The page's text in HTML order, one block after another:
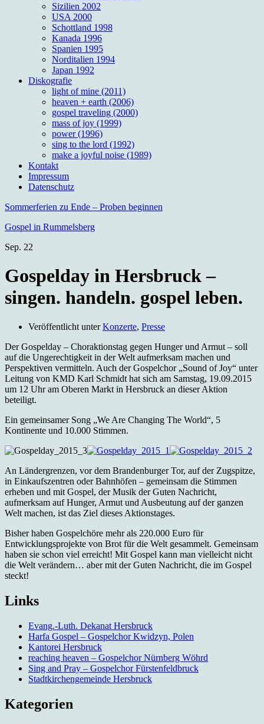
Sizilien 2002
USA 2000
Schottland 1998
Kanada 1996
Spanien 1995
Norditalien 1994
Japan 1992
Diskografie
light of mine (2011)
heaven + earth (2006)
gospel traveling (2000)
mass of joy (1999)
power (1996)
sing to the lord (1992)
make a joyful noise (1989)
Kontakt
Impressum
Datenschutz
Sommerferien zu Ende – Proben beginnen
Gospel in Rummelsberg
Sep. 22
Gospelday in Hersbruck –
singen. handeln. gospel leben.
Veröffentlicht unterKonzerte, Presse
Der Gospelday – Choraktionstag gegen Hunger und Armut – soll
auf die Ungerechtigkeit in der Welt aufmerksam machen und
Perspektiven vermitteln. Auch der Gospelchor „Sound of Joy“ unter
Leitung von KMD Karl Schmidt hat sich am Samstag, 19.09.2015
um 12 Uhr am Oberen Markt in Hersbruck an dieser Aktion
beteiligt.
Ein gemeinsamer Song „We Are Changing The World“, 5
Kontinente und 10.000 Stimmen.
An Ländergrenzen, vor dem Brandenburger Tor, auf der Zugspitze,
in Einkaufszentren oder Bahnhöfen – gemeinsam die Stimmen
erheben und mit Gospel, der Musik der Guten Nachricht,
aufmerksam auf Hunger, Armut und Ausbeutung auf der ganzen
Welt machen, ist das Ziel dieses Aktionstages.
Bisher haben Gospelchöre mehr als 220.000 Euro für
Entwicklungsprojekte von Brot für die Welt gesammelt. Gemeinsam
haben sie schon viel erreicht! Mit Gospel kann man vielleicht nicht
die Welt verändern… aber mit der Guten Nachricht, die im Gospel
steckt!
Links
Evang.-Luth. Dekanat Hersbruck
Harfa Gospel – Gospelchor Kwidzyn, Polen
Kantorei Hersbruck
reaching heaven – Gospelchor Nürnberg Wöhrd
Sing and Pray – Gospelchor Fürstenfeldbruck
Stadtkirchengemeinde Hersbruck
Kategorien